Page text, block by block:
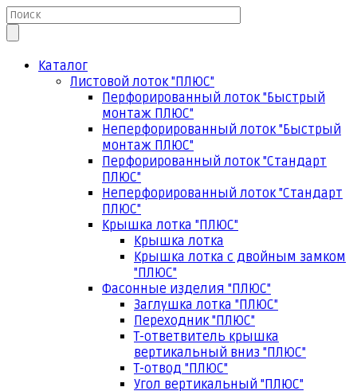
Каталог
Листовой лоток "ПЛЮС"
Перфорированный лоток "Быстрый
монтаж ПЛЮС"
Неперфорированный лоток "Быстрый
монтаж ПЛЮС"
Перфорированный лоток "Стандарт
ПЛЮС"
Неперфорированный лоток "Стандарт
ПЛЮС"
Крышка лотка "ПЛЮС"
Крышка лотка
Крышка лотка с двойным замком
"ПЛЮС"
Фасонные изделия "ПЛЮС"
Заглушка лотка "ПЛЮС"
Переходник "ПЛЮС"
Т-ответвитель крышка
вертикальный вниз "ПЛЮС"
Т-отвод "ПЛЮС"
Угол вертикальный "ПЛЮС"